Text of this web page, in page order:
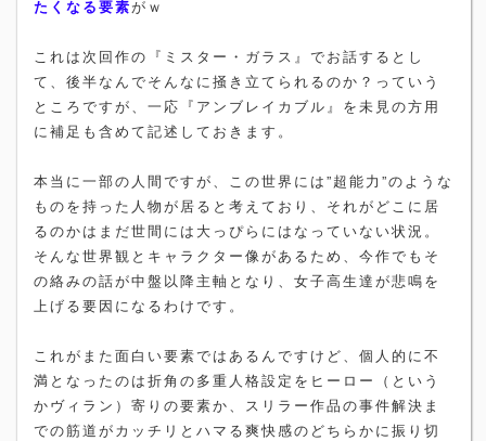
たくなる要素がｗ
これは次回作の『ミスター・ガラス』でお話するとし
て、後半なんでそんなに掻き立てられるのか？っていう
ところですが、一応『アンブレイカブル』を未見の方用
に補足も含めて記述しておきます。
本当に一部の人間ですが、この世界には”超能力”のような
ものを持った人物が居ると考えており、それがどこに居
るのかはまだ世間には大っぴらにはなっていない状況。
そんな世界観とキャラクター像があるため、今作でもそ
の絡みの話が中盤以降主軸となり、女子高生達が悲鳴を
上げる要因になるわけです。
これがまた面白い要素ではあるんですけど、個人的に不
満となったのは折角の多重人格設定をヒーロー（という
かヴィラン）寄りの要素か、スリラー作品の事件解決ま
での筋道がカッチリとハマる爽快感のどちらかに振り切